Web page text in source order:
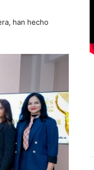
han hecho